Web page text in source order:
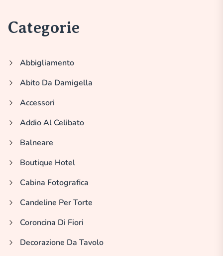
Categorie
Abbigliamento
Abito Da Damigella
Accessori
Addio Al Celibato
Balneare
Boutique Hotel
Cabina Fotografica
Candeline Per Torte
Coroncina Di Fiori
Decorazione Da Tavolo